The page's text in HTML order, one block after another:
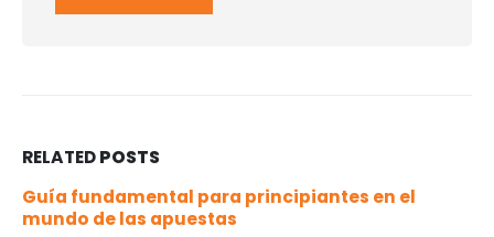
RELATEDPOSTS
Guía fundamental para principiantes en el
mundo de las apuestas